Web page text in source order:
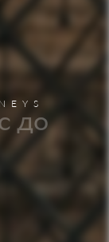
до